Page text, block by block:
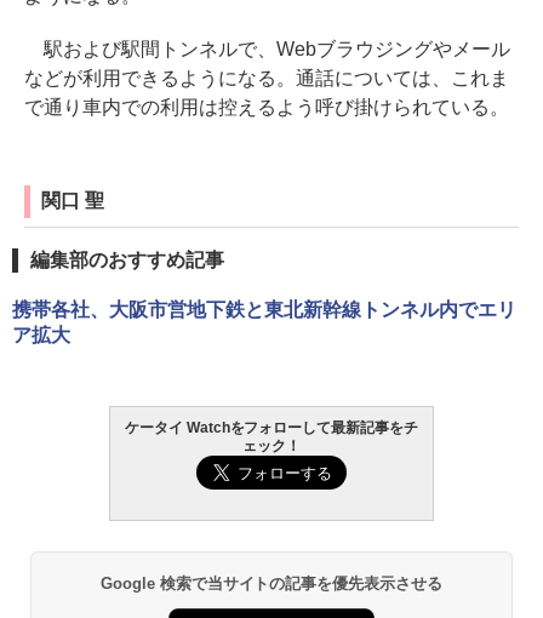
駅および駅間トンネルで、Webブラウジングやメール
などが利用できるようになる。通話については、これま
で通り車内での利用は控えるよう呼び掛けられている。
関口 聖
編集部のおすすめ記事
携帯各社、大阪市営地下鉄と東北新幹線トンネル内でエリ
ア拡大
ケータイ Watchをフォローして最新記事をチ
ェック！
Google 検索で当サイトの記事を優先表示させる